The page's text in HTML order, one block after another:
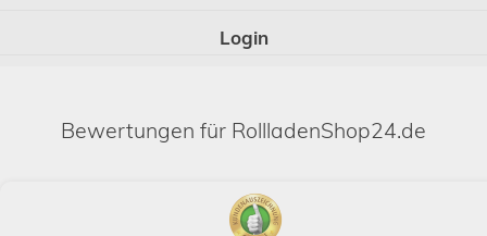
Login
Bewertungen für RollladenShop24.de